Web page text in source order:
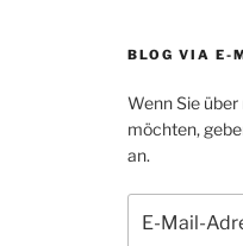
BLOG VIA E-
Wenn Sie
möchten,
an.
Mail-